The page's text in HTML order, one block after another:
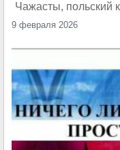
Чажасты, польский
9 февраля 2026